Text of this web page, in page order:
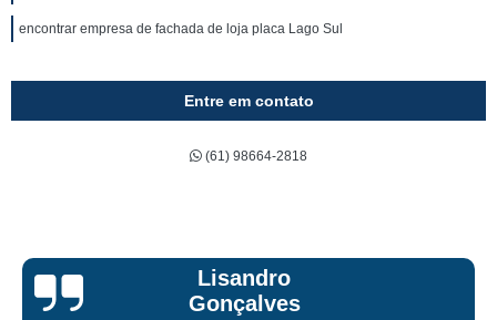
encontrar empresa de fachada de loja placa Lago Sul
Entre em contato
(61) 98664-2818
Bruna Eduarda